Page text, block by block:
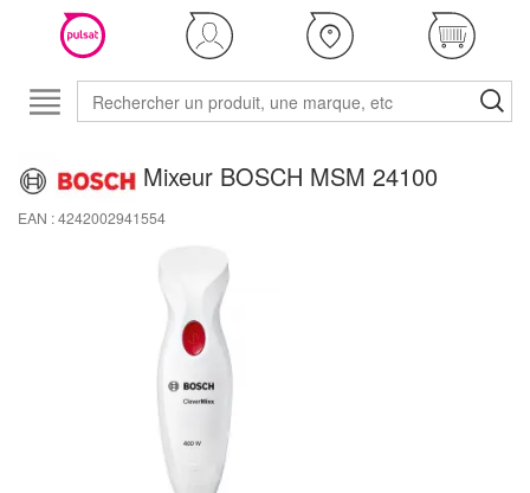
Mixeur BOSCH MSM 24100
EAN : 4242002941554